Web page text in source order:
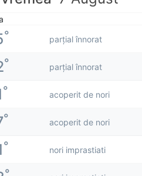
° parțial înnorat
° parțial înnorat
° acoperit de nori
° acoperit de nori
° nori imprastiati
°